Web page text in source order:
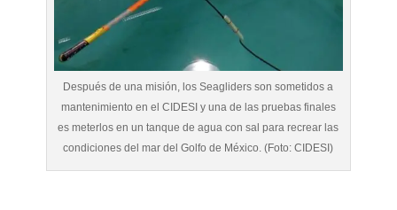
Después de una misión, los Seagliders son sometidos a
mantenimiento en el CIDESI y una de las pruebas finales
es meterlos en un tanque de agua con sal para recrear las
condiciones del mar del Golfo de México. (Foto: CIDESI)